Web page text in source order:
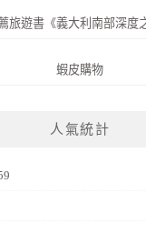
旅遊書《義大利南部深度
蝦皮購物
人氣統計